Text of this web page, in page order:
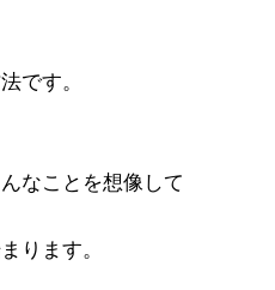
です。
なことを想像して
ります。